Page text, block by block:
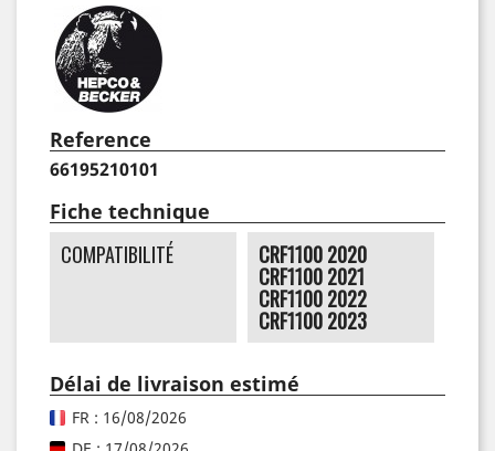
Reference
66195210101
Fiche technique
COMPATIBILITÉ CRF1100 2020
CRF1100 2021
CRF1100 2022
CRF1100 2023
Délai de livraison estimé
FR : 16/08/2026